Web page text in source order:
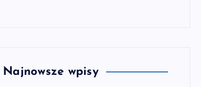
Najnowsze wpisy